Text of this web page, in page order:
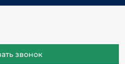
звонок